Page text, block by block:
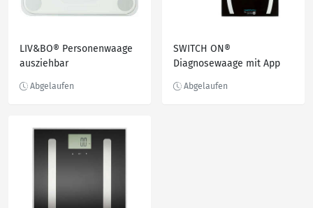
LIV&BO® Personenwaage
ausziehbar
SWITCH ON®
Diagnosewaage mit App